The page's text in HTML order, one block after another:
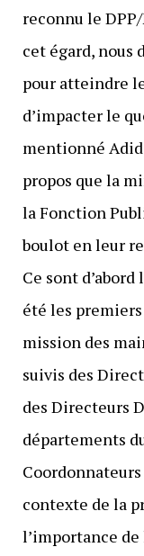
reconnu le
cet égard, nous
pour atteindre
d’impacter le
mentionné
propos que la
la Fonction
boulot en leur
Ce sont
été les
mission des
suivis des
des Directeurs
départements
contexte de la
l’importance